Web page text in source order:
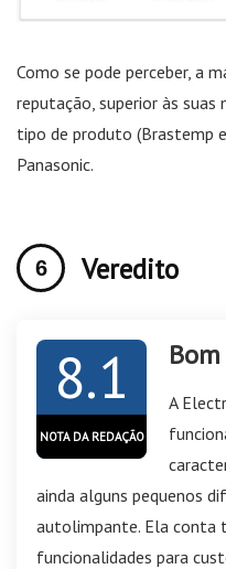
Como se pode perceber, a
reputação, superior às
tipo de produto (Brastemp
Panasonic.
Veredito
8.1
NOTA DA REDAÇÃO
A
ainda alguns pequenos
autolimpante. Ela conta
funcionalidades para